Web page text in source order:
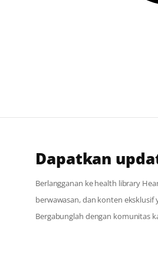
Dapatkan
Berlangganan ke health library
berwawasan, dan konten
Bergabunglah dengan komunitas